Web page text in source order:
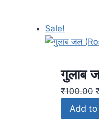
Sale!
गुलाब
₹100.00
Add